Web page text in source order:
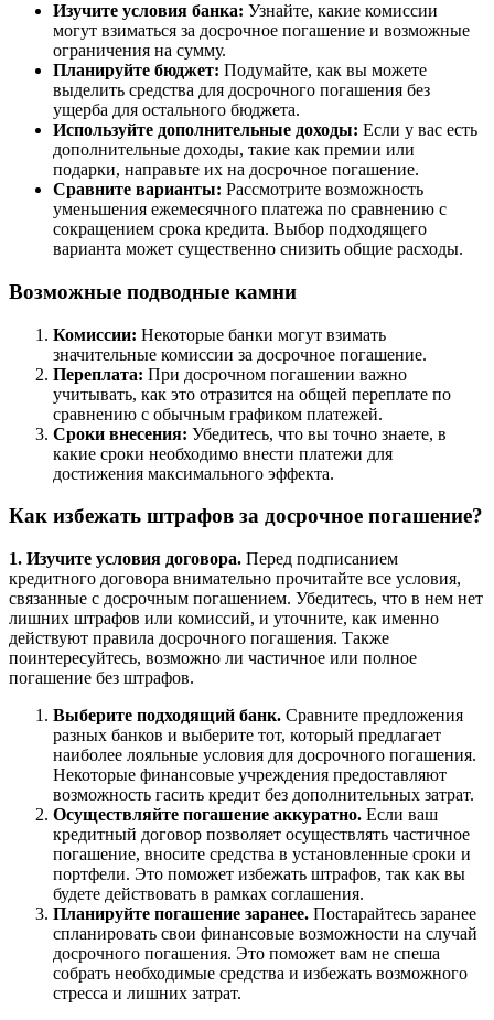
Изучите условия банка: Узнайте, какие комиссии
могут взиматься за досрочное погашение и возможные
ограничения на сумму.
Планируйте бюджет: Подумайте, как вы можете
выделить средства для досрочного погашения без
ущерба для остального бюджета.
Используйте дополнительные доходы: Если у вас есть
дополнительные доходы, такие как премии или
подарки, направьте их на досрочное погашение.
Сравните варианты: Рассмотрите возможность
уменьшения ежемесячного платежа по сравнению с
сокращением срока кредита. Выбор подходящего
варианта может существенно снизить общие расходы.
Возможные подводные камни
Комиссии: Некоторые банки могут взимать
значительные комиссии за досрочное погашение.
Переплата: При досрочном погашении важно
учитывать, как это отразится на общей переплате по
сравнению с обычным графиком платежей.
Сроки внесения: Убедитесь, что вы точно знаете, в
какие сроки необходимо внести платежи для
достижения максимального эффекта.
Как избежать штрафов за досрочное погашение?
1. Изучите условия договора. Перед подписанием
кредитного договора внимательно прочитайте все условия,
связанные с досрочным погашением. Убедитесь, что в нем нет
лишних штрафов или комиссий, и уточните, как именно
действуют правила досрочного погашения. Также
поинтересуйтесь, возможно ли частичное или полное
погашение без штрафов.
Выберите подходящий банк. Сравните предложения
разных банков и выберите тот, который предлагает
наиболее лояльные условия для досрочного погашения.
Некоторые финансовые учреждения предоставляют
возможность гасить кредит без дополнительных затрат.
Осуществляйте погашение аккуратно. Если ваш
кредитный договор позволяет осуществлять частичное
погашение, вносите средства в установленные сроки и
портфели. Это поможет избежать штрафов, так как вы
будете действовать в рамках соглашения.
Планируйте погашение заранее. Постарайтесь заранее
спланировать свои финансовые возможности на случай
досрочного погашения. Это поможет вам не спеша
собрать необходимые средства и избежать возможного
стресса и лишних затрат.